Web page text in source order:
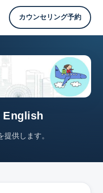
カウンセリング予約
English
供します。